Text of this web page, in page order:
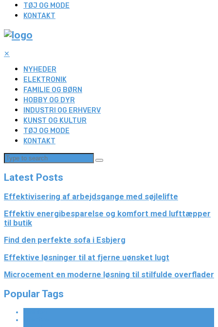
TØJ OG MODE
KONTAKT
✕
NYHEDER
ELEKTRONIK
FAMILIE OG BØRN
HOBBY OG DYR
INDUSTRI OG ERHVERV
KUNST OG KULTUR
TØJ OG MODE
KONTAKT
Latest Posts
Effektivisering af arbejdsgange med søjlelifte
Effektiv energibesparelse og komfort med lufttæpper
til butik
Find den perfekte sofa i Esbjerg
Effektive løsninger til at fjerne uønsket lugt
Microcement en moderne løsning til stilfulde overflader
Popular Tags